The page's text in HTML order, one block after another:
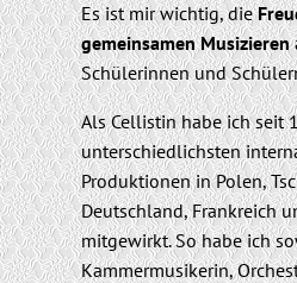
Es ist mir wichtig, die
gemeinsamen Musizieren
Schülerinnen und
AlsCellistinhabe ich seit
unterschiedlichsten
Produktionenin Polen,
Deutschland, Frankreich
mitgewirkt. So habe ich
Kammermusikerin,